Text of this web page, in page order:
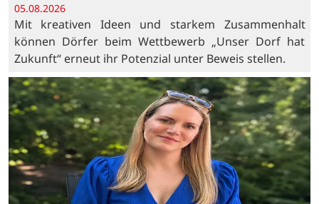
05.08.2026
Mit kreativen Ideen und starkem Zusammenhalt
können Dörfer beim Wettbewerb „Unser Dorf hat
Zukunft“ erneut ihr Potenzial unter Beweis stellen.